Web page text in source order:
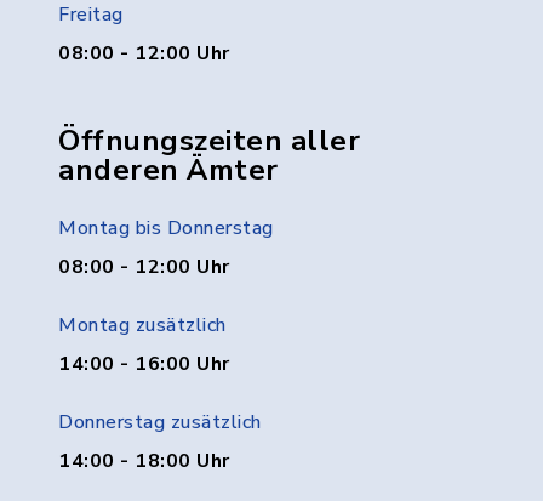
Freitag
08:00 - 12:00 Uhr
Öffnungszeiten aller
anderen Ämter
Montag bis Donnerstag
08:00 - 12:00 Uhr
Montag zusätzlich
14:00 - 16:00 Uhr
Donnerstag zusätzlich
14:00 - 18:00 Uhr